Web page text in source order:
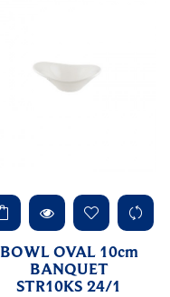
BOWL OVAL 10cm
BANQUET
STR10KS 24/1